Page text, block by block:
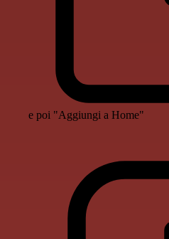
e poi "Aggiungi a Home"